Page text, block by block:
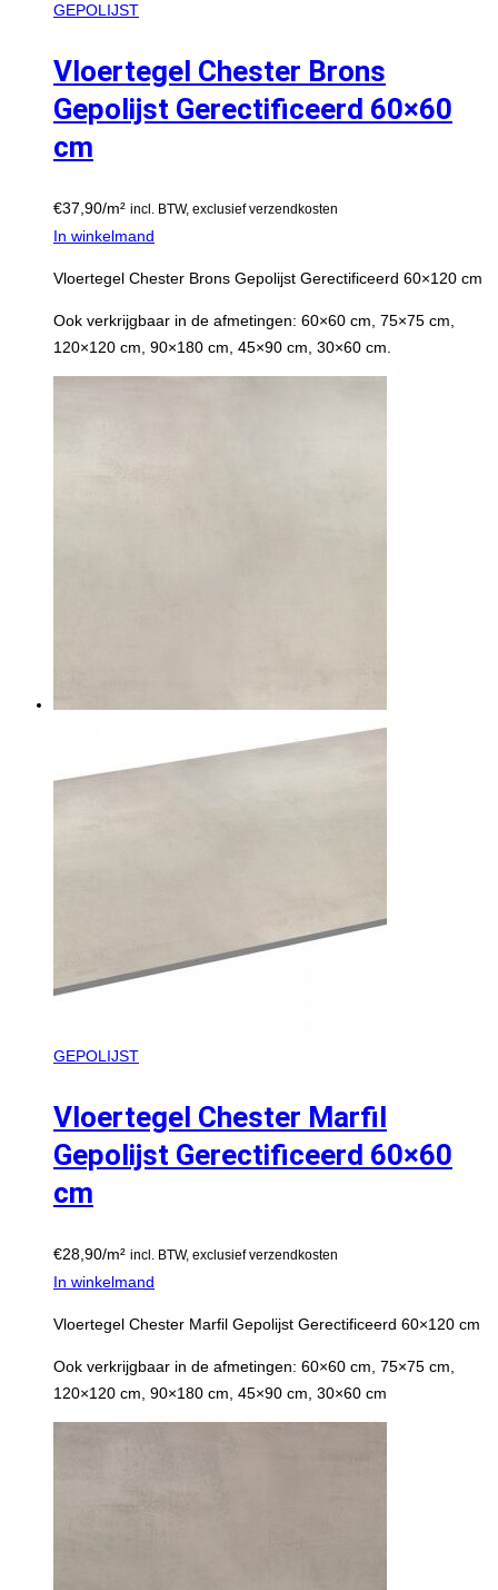
GEPOLIJST
Vloertegel Chester Brons
Gepolijst Gerectificeerd 60×60
cm
€37,90/m² incl. BTW, exclusief verzendkosten
In winkelmand
Vloertegel Chester Brons Gepolijst Gerectificeerd 60×120 cm
Ook verkrijgbaar in de afmetingen: 60×60 cm, 75×75 cm,
120×120 cm, 90×180 cm, 45×90 cm, 30×60 cm.
GEPOLIJST
Vloertegel Chester Marfil
Gepolijst Gerectificeerd 60×60
cm
€28,90/m² incl. BTW, exclusief verzendkosten
In winkelmand
Vloertegel Chester Marfil Gepolijst Gerectificeerd 60×120 cm
Ook verkrijgbaar in de afmetingen: 60×60 cm, 75×75 cm,
120×120 cm, 90×180 cm, 45×90 cm, 30×60 cm